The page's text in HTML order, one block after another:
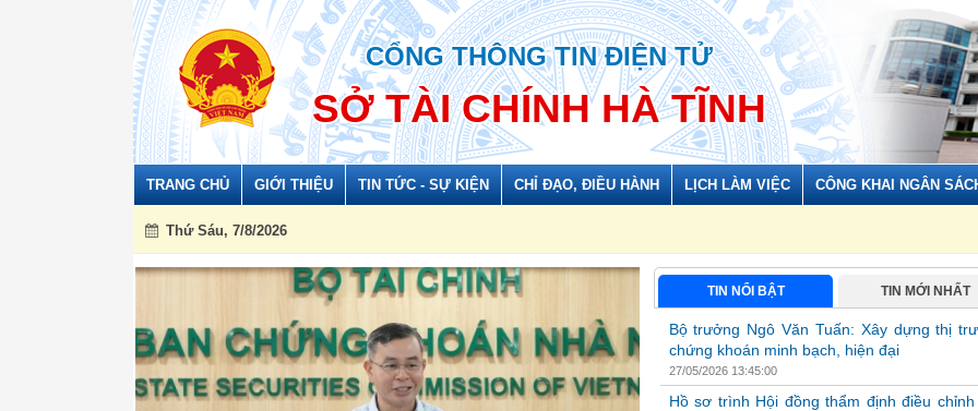
CỔNG THÔNG TIN ĐIỆN TỬ
SỞ TÀI CHÍNH HÀ TĨNH
TRANG CHỦ GIỚI THIỆU TIN TỨC - SỰ KIỆN CHỈ ĐẠO, ĐIỀU HÀNH LỊCH LÀM VIỆC CÔNG KHAI NGÂN
Thứ Sáu, 7/8/2026
Hồ sơ trình Hội đồng thẩm định điều chỉnh quy hoạch tỉnh Hà Tĩnh
06/05/2026 10:38:00
V/v mời cung cấp dịch vụ định giá tài sản
26/04/2026 17:20:00
Hội đồng định giá tài sản được xác lập quyền
được gọi là Hội đồng) được thành lập tại
ngày 24/4/2026 của Chủ tịch Hội đồng định giá.
TIN NỔI BẬT TIN MỚI NHẤT
Bộ trưởng Ngô Văn Tuấn: Xây dựng thị
chứng khoán minh bạch, hiện đại
27/05/2026 13:45:00
Hồ sơ trình Hội đồng thẩm định điều chỉnh
Đã kết nối EMC